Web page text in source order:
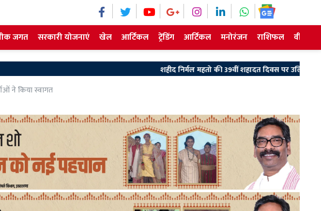
जगत सरकारी योजनाएं खेल आर्टिकल ट्रेंडिंग आर्टिकल मनोरंजन राशिफल वीडियो
शहीद निर्मल महतो की 39वीं शहादत दिवस पर उलियान पहुंचे मुख्यमंत्री
ने किया स्वागत